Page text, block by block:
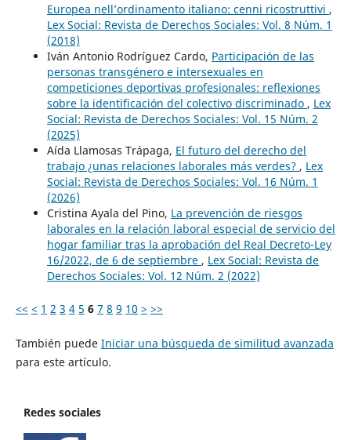
Europea nell’ordinamento italiano: cenni ricostruttivi ,
Lex Social: Revista de Derechos Sociales: Vol. 8 Núm. 1
(2018)
Iván Antonio Rodríguez Cardo, Participación de las
personas transgénero e intersexuales en
competiciones deportivas profesionales: reflexiones
sobre la identificación del colectivo discriminado , Lex
Social: Revista de Derechos Sociales: Vol. 15 Núm. 2
(2025)
Aída Llamosas Trápaga, El futuro del derecho del
trabajo ¿unas relaciones laborales más verdes? , Lex
Social: Revista de Derechos Sociales: Vol. 16 Núm. 1
(2026)
Cristina Ayala del Pino, La prevención de riesgos
laborales en la relación laboral especial de servicio del
hogar familiar tras la aprobación del Real Decreto-Ley
16/2022, de 6 de septiembre , Lex Social: Revista de
Derechos Sociales: Vol. 12 Núm. 2 (2022)
<< < 1 2 3 4 5 6 7 8 9 10 > >>
También puede Iniciar una búsqueda de similitud avanzada
para este artículo.
Redes sociales